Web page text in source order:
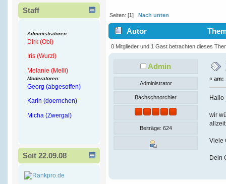
Staff
Administratoren:
Dirk (Obi)
Iris (Wurzl)
Melanie (Melli)
Moderatoren:
Georg (abgesoffen)
Karin (doernchen)
Micha (Zwergal)
Seit 22.09.08
Seiten: [1]Nach unten
Autor
5963 mal)
0 Mitglieder und 1 Gast betrachten dieses
Admin
Administrator
Bachschnorchler
Beiträge: 624
« am:
Hallo
wir
Viele
Dein